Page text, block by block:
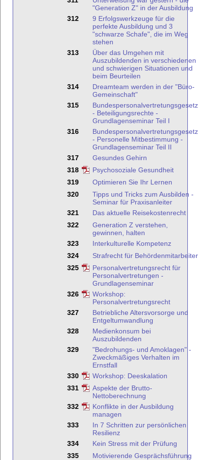
"Generation Z" in der Ausbildung
312
9 Erfolgswerkzeuge für die
perfekte Ausbildung und 3
"schwarze Schafe", die im Weg
stehen
313
Über das Umgehen mit
Auszubildenden in verschiedenen
und schwierigen Situationen und
beim Beurteilen
314
Dreamteam werden in der "Büro-
Gemeinschaft"
315
Bundespersonalvertretungsgesetz
- Beteiligungsrechte -
Grundlagenseminar Teil I
316
Bundespersonalvertretungsgesetz
- Personelle Mitbestimmung -
Grundlagenseminar Teil II
317
Gesundes Gehirn
318
Psychosoziale Gesundheit
319
Optimieren Sie Ihr Lernen
320
Tipps und Tricks zum Ausbilden -
Seminar für Praxisanleiter
321
Das aktuelle Reisekostenrecht
322
Generation Z verstehen,
gewinnen, halten
323
Interkulturelle Kompetenz
324
Strafrecht für Behördenmitarbeiter
325
Personalvertretungsrecht für
Personalvertretungen -
Grundlagenseminar
326
Workshop:
Personalvertretungsrecht
327
Betriebliche Altersvorsorge und
Entgeltumwandlung
328
Medienkonsum bei
Auszubildenden
329
"Bedrohungs- und Amoklagen" -
Zweckmäßiges Verhalten im
Ernstfall
330
Workshop: Deeskalation
331
Aspekte der Brutto-
Nettoberechnung
332
Konflikte in der Ausbildung
managen
333
In 7 Schritten zur persönlichen
Resilienz
334
Kein Stress mit der Prüfung
335
Motivierende Gesprächsführung